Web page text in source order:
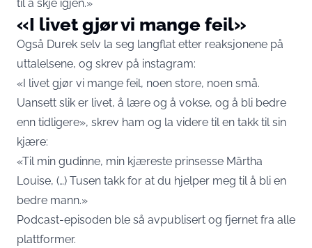
til å skje igjen.»
«I livet gjør vi mange feil»
Også Durek selv la seg langflat etter reaksjonene på
uttalelsene, og skrev på instagram:
«I livet gjør vi mange feil, noen store, noen små.
Uansett slik er livet, å lære og å vokse, og å bli bedre
enn tidligere», skrev ham og la videre til en takk til sin
kjære:
«Til min gudinne, min kjæreste prinsesse Märtha
Louise, (…) Tusen takk for at du hjelper meg til å bli en
bedre mann.»
Podcast-episoden ble så avpublisert og fjernet fra alle
plattformer.